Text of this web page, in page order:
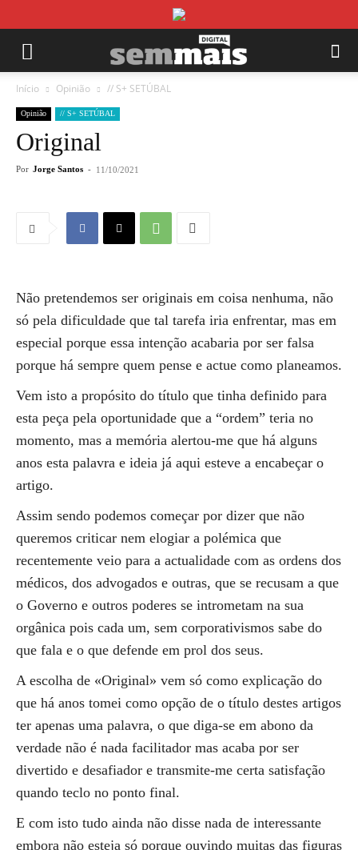
Início Opinião // S+ SETÚBAL
Opinião // S+ SETÚBAL
Original
Por Jorge Santos - 11/10/2021
Não pretendemos ser originais em coisa nenhuma, não
só pela dificuldade que tal tarefa iria enfrentar, mas em
especial porque essa intenção acabaria por ser falsa
porque há sempre quem pense e actue como planeamos.
Vem isto a propósito do título que tinha definido para
esta peça pela oportunidade que a “ordem” teria no
momento, mas a memória alertou-me que há alguns
anos esta palavra e ideia já aqui esteve a encabeçar o
artigo.
Assim sendo podemos começar por dizer que não
queremos criticar nem elogiar a polémica que
recentemente veio para a actualidade com as ordens dos
médicos, dos advogados e outras, que se recusam a que
o Governo e outros poderes se intrometam na sua
orgânica pois cada um, sem corporativismos sabe do
que fala e o que defende em prol dos seus.
A escolha de «Original» vem só como explicação do
que há anos tomei como opção de o título destes artigos
ter apenas uma palavra, o que diga-se em abono da
verdade não é nada facilitador mas acaba por ser
divertido e desafiador e transmite-me certa satisfação
quando teclo no ponto final.
E com isto tudo ainda não disse nada de interessante
embora não esteja só porque ouvindo muitas das figuras